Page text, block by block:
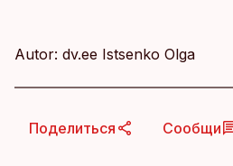
Autor: dv.ee Istsenko Olga
Поделиться Сообщи